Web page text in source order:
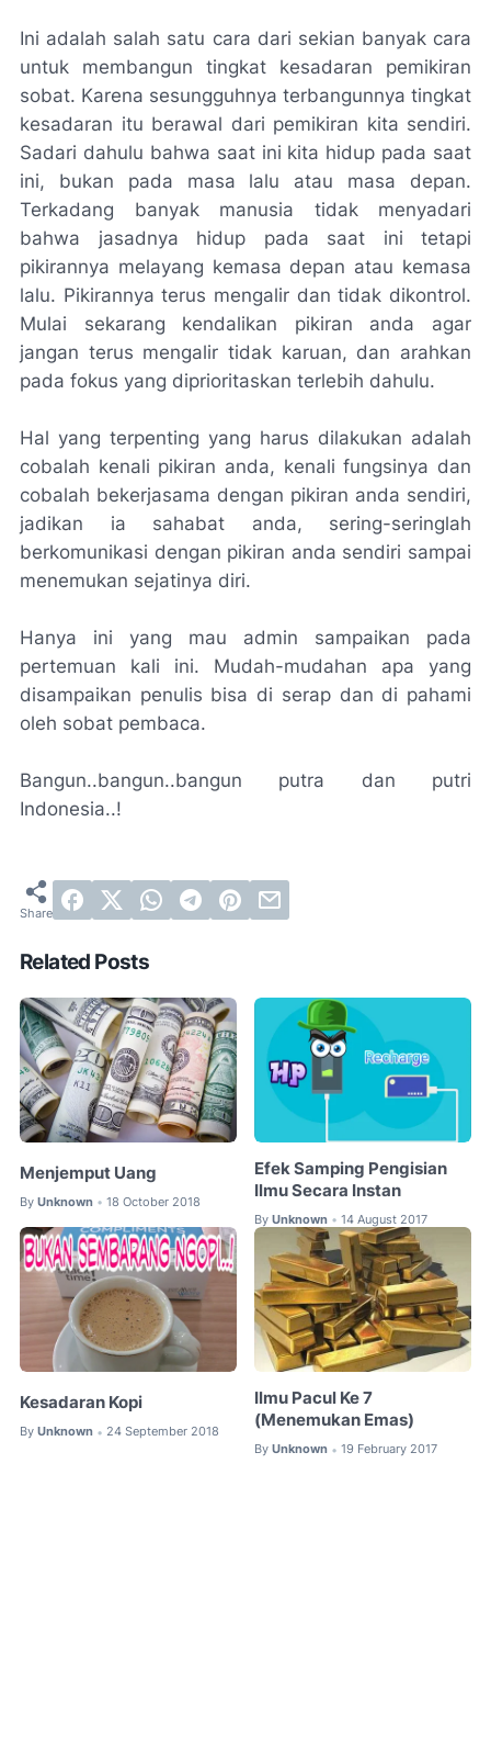
Ini adalah salah satu cara dari sekian banyak cara
untuk membangun tingkat kesadaran pemikiran
sobat. Karena sesungguhnya terbangunnya tingkat
kesadaran itu berawal dari pemikiran kita sendiri.
Sadari dahulu bahwa saat ini kita hidup pada saat
ini, bukan pada masa lalu atau masa depan.
Terkadang banyak manusia tidak menyadari
bahwa jasadnya hidup pada saat ini tetapi
pikirannya melayang kemasa depan atau kemasa
lalu. Pikirannya terus mengalir dan tidak dikontrol.
Mulai sekarang kendalikan pikiran anda agar
jangan terus mengalir tidak karuan, dan arahkan
pada fokus yang diprioritaskan terlebih dahulu.
Hal yang terpenting yang harus dilakukan adalah
cobalah kenali pikiran anda, kenali fungsinya dan
cobalah bekerjasama dengan pikiran anda sendiri,
jadikan ia sahabat anda, sering-seringlah
berkomunikasi dengan pikiran anda sendiri sampai
menemukan sejatinya diri.
Hanya ini yang mau admin sampaikan pada
pertemuan kali ini. Mudah-mudahan apa yang
disampaikan penulis bisa di serap dan di pahami
oleh sobat pembaca.
Bangun..bangun..bangun putra dan putri
Indonesia..!
Related Posts
Menjemput Uang
By Unknown • 18 October 2018
Efek Samping Pengisian
Ilmu Secara Instan
By Unknown • 14 August 2017
Kesadaran Kopi
By Unknown • 24 September 2018
Ilmu Pacul Ke 7
(Menemukan Emas)
By Unknown • 19 February 2017